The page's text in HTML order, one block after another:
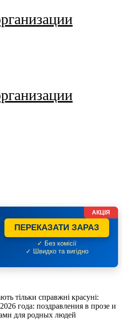
ПЕРЕКАЗАТИ ЗАРАЗ
✓ Без комісії
✓ Швидко та вигідно
АКЦІЯ
тільки справжні красуні:
года: поздравления в прозе и
для родных людей